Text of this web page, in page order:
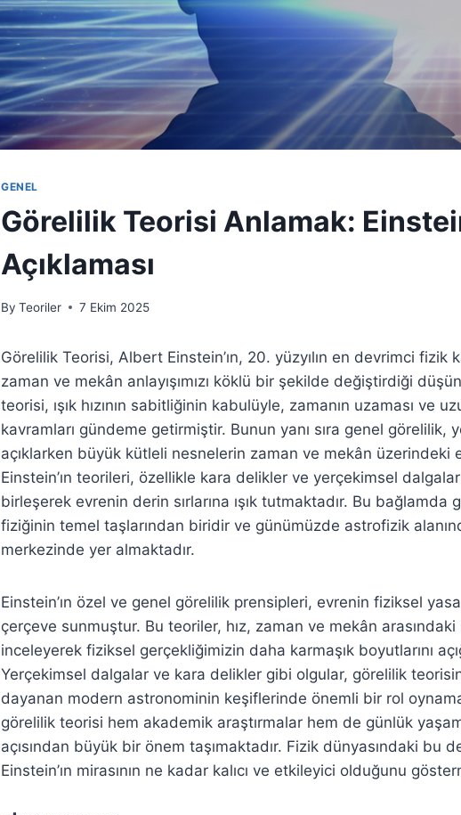
GENEL
Görelilik Teorisi Anlamak:
Açıklaması
By Teoriler 7 Ekim 2025
Görelilik Teorisi, Albert Einstein’ın, 20. yüzyılın en devrimci fizik
zaman ve mekân anlayışımızı köklü bir şekilde değiştirdiği
teorisi, ışık hızının sabitliğinin kabulüyle, zamanın uzaması ve
kavramları gündeme getirmiştir. Bunun yanı sıra genel görelilik,
açıklarken büyük kütleli nesnelerin zaman ve mekân üzerindeki
Einstein’ın teorileri, özellikle kara delikler ve yerçekimsel
birleşerek evrenin derin sırlarına ışık tutmaktadır. Bu bağlamda
fiziğinin temel taşlarından biridir ve günümüzde astrofizik
merkezinde yer almaktadır.
Einstein’ın özel ve genel görelilik prensipleri, evrenin fiziksel
çerçeve sunmuştur. Bu teoriler, hız, zaman ve mekân
inceleyerek fiziksel gerçekliğimizin daha karmaşık boyutlarını
Yerçekimsel dalgalar ve kara delikler gibi olgular, görelilik
dayanan modern astronominin keşiflerinde önemli bir rol
görelilik teorisi hem akademik araştırmalar hem de günlük
açısından büyük bir önem taşımaktadır. Fizik dünyasındaki bu
Einstein’ın mirasının ne kadar kalıcı ve etkileyici olduğunu